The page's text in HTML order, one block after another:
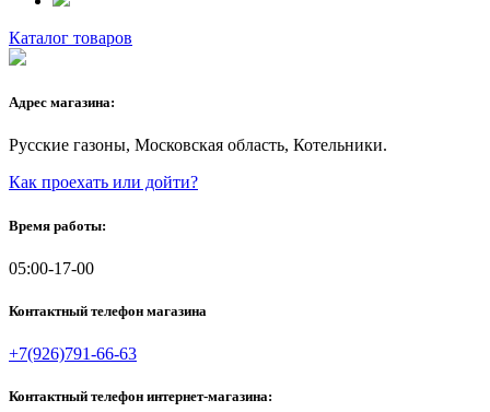
Каталог товаров
Адрес магазина:
Русские газоны, Московская область, Котельники.
Как проехать или дойти?
Время работы:
05:00-17-00
Контактный телефон магазина
+7(926)791-66-63
Контактный телефон интернет-магазина: